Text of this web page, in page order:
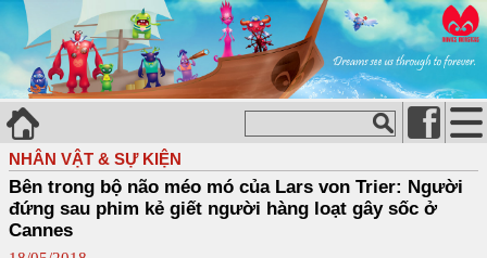
NHÂN VẬT & SỰ KIỆN
Bên trong bộ não méo mó của Lars von Trier: Người
đứng sau phim kẻ giết người hàng loạt gây sốc ở
Cannes